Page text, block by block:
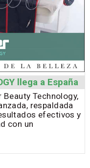
llega a España
Beauty Technology,
respaldada
efectivos y
con un